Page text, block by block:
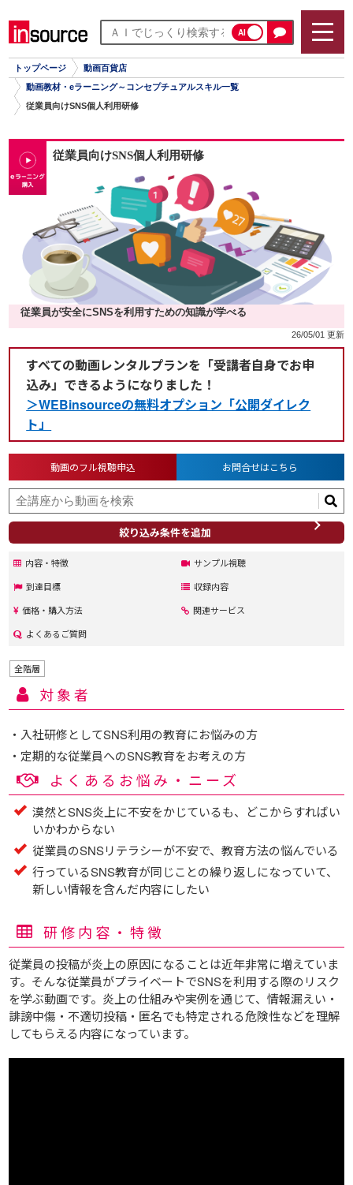
AI
トップページ
動画百貨店
動画教材・eラーニング～コンセプチュアルスキル一覧
従業員向けSNS個人利用研修
従業員向けSNS個人利用研修
従業員が安全にSNSを利用すための知識が学べる
26/05/01 更新
すべての動画レンタルプランを「受講者自身でお申
込み」できるようになりました！
＞WEBinsourceの無料オプション「公開ダイレク
ト」
絞り込み条件を追加
動画のフル視聴申込 お問合せはこちら
内容・特徴
サンプル視聴
到達目標
収録内容
価格・購入方法
関連サービス
よくあるご質問
全階層
対象者
・入社研修としてSNS利用の教育にお悩みの方
・定期的な従業員へのSNS教育をお考えの方
よくあるお悩み・ニーズ
漠然とSNS炎上に不安をかじているも、どこからすればい
いかわからない
従業員のSNSリテラシーが不安で、教育方法の悩んでいる
行っているSNS教育が同じことの繰り返しになっていて、
新しい情報を含んだ内容にしたい
研修内容・特徴
従業員の投稿が炎上の原因になることは近年非常に増えていま
す。そんな従業員がプライベートでSNSを利用する際のリスク
を学ぶ動画です。炎上の仕組みや実例を通じて、情報漏えい・
誹謗中傷・不適切投稿・匿名でも特定される危険性などを理解
してもらえる内容になっています。